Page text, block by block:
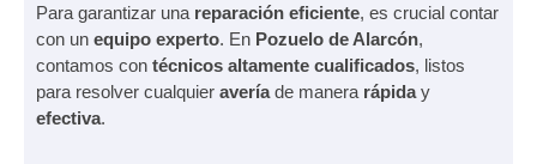
Para garantizar una reparación eficiente, es crucial contar
con un equipo experto. En Pozuelo de Alarcón,
contamos con técnicos altamente cualificados, listos
para resolver cualquier averíade manera rápiday
efectiva.